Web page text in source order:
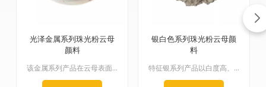
光泽金属系列珠光粉云母
颜料
该金属系列产品在云母表面涂覆甲烷。通过精确控制氧化铁涂层的厚度，依次呈现出青铜色、红棕色、酒红色、紫色、红色、绿色和咖啡色等一系列色调。色相完整，金属光泽强，遮盖力强，色彩丰富，物理化学性质优良。
银白色系列珠光粉云母颜
料
特征银系列产品以白度高、珠光效果显著为特点。根据二氧化钛的晶型，可分为金红石型和锐钛矿型两种，其中金红石型产品耐候性更强。该系列珠光颜料产品粒径规格齐全，细颗粒可产生柔和细腻的效果，粗颗粒则可产生强烈的闪烁效果。